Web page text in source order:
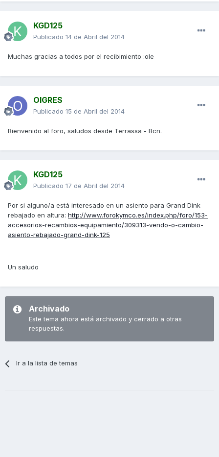
KGD125
Publicado 14 de Abril del 2014
Muchas gracias a todos por el recibimiento :ole
OIGRES
Publicado 15 de Abril del 2014
Bienvenido al foro, saludos desde Terrassa - Bcn.
KGD125
Publicado 17 de Abril del 2014
Por si alguno/a está interesado en un asiento para Grand Dink
rebajado en altura: http://www.forokymco.es/index.php/foro/153-
accesorios-recambios-equipamiento/309313-vendo-o-cambio-
asiento-rebajado-grand-dink-125
Un saludo
Archivado
Este tema ahora está archivado y cerrado a otras
respuestas.
Ir a la lista de temas